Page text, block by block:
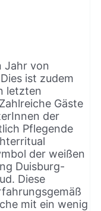
Jahr von
ist zudem
letzten
Gäste
der
Pflegende
der weißen
Duisburg-
Diese
mit ein wenig